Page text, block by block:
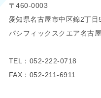
〒460-0003
愛知県名古屋市中区錦2丁目
パシフィックスクエア名古
TEL：052-222-0718
FAX：052-211-6911